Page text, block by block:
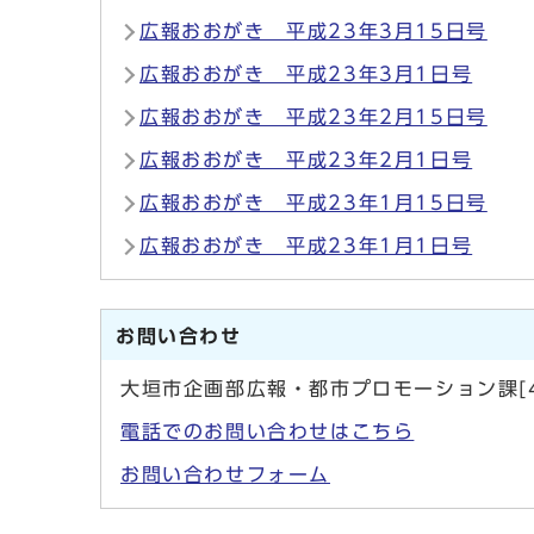
広報おおがき 平成23年3月15日号
広報おおがき 平成23年3月1日号
広報おおがき 平成23年2月15日号
広報おおがき 平成23年2月1日号
広報おおがき 平成23年1月15日号
広報おおがき 平成23年1月1日号
お問い合わせ
大垣市企画部広報・都市プロモーション課
電話でのお問い合わせはこちら
お問い合わせフォーム